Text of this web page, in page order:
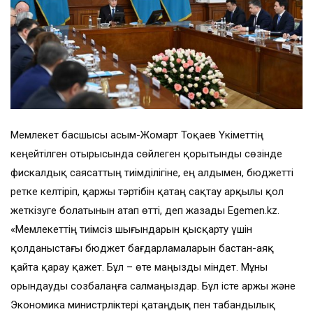
Мемлекет басшысы Қасым-Жомарт Тоқаев Үкіметтің
кеңейтілген отырысында сөйлеген қорытынды сөзінде
фискалдық саясаттың тиімділігіне, ең алдымен, бюджетті
ретке келтіріп, қаржы тәртібін қатаң сақтау арқылы қол
жеткізуге болатынын атап өтті, деп жазады Egemen.kz.
«Мемлекеттің тиімсіз шығындарын қысқарту үшін
қолданыстағы бюджет бағдарламаларын бастан-аяқ
қайта қарау қажет. Бұл – өте маңызды міндет. Мұны
орындауды созбалаңға салмаңыздар. Бұл істе Қаржы және
Экономика министрліктері қатаңдық пен табандылық